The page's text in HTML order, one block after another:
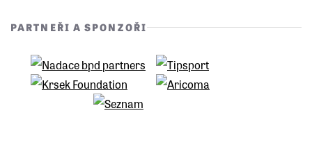
PARTNEŘI A SPONZOŘI